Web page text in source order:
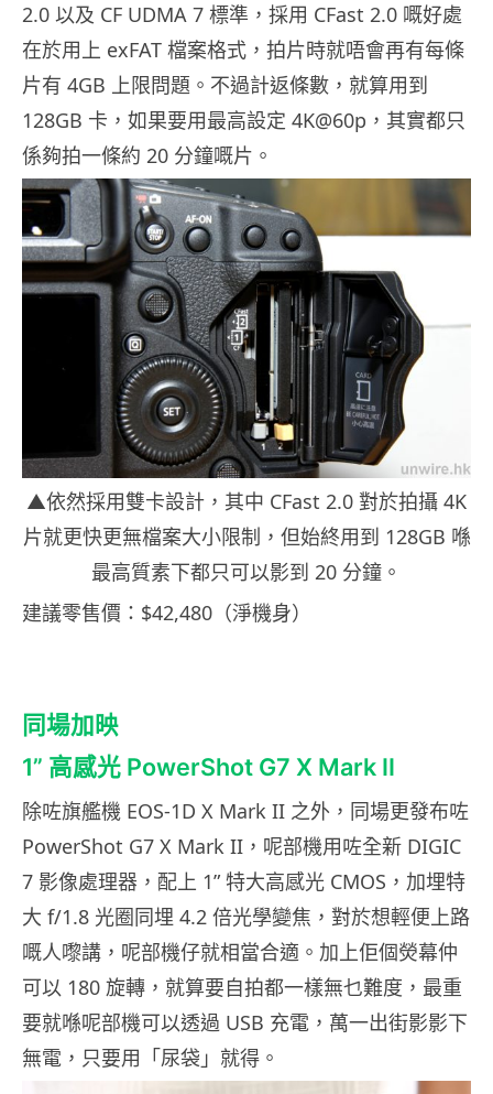
2.0 以及 CF UDMA 7 標準，採用 CFast 2.0 嘅好處
在於用上 exFAT 檔案格式，拍片時就唔會再有每條
片有 4GB 上限問題。不過計返條數，就算用到
128GB 卡，如果要用最高設定 4K@60p，其實都只
係夠拍一條約 20 分鐘嘅片。
▲依然採用雙卡設計，其中 CFast 2.0 對於拍攝 4K
片就更快更無檔案大小限制，但始終用到 128GB 喺
最高質素下都只可以影到 20 分鐘。
建議零售價：$42,480（淨機身）
同場加映
1” 高感光 PowerShot G7 X Mark II
除咗旗艦機 EOS-1D X Mark II 之外，同場更發布咗
PowerShot G7 X Mark II，呢部機用咗全新 DIGIC
7 影像處理器，配上 1” 特大高感光 CMOS，加埋特
大 f/1.8 光圈同埋 4.2 倍光學變焦，對於想輕便上路
嘅人嚟講，呢部機仔就相當合適。加上佢個熒幕仲
可以 180 旋轉，就算要自拍都一樣無乜難度，最重
要就喺呢部機可以透過 USB 充電，萬一出街影影下
無電，只要用「尿袋」就得。